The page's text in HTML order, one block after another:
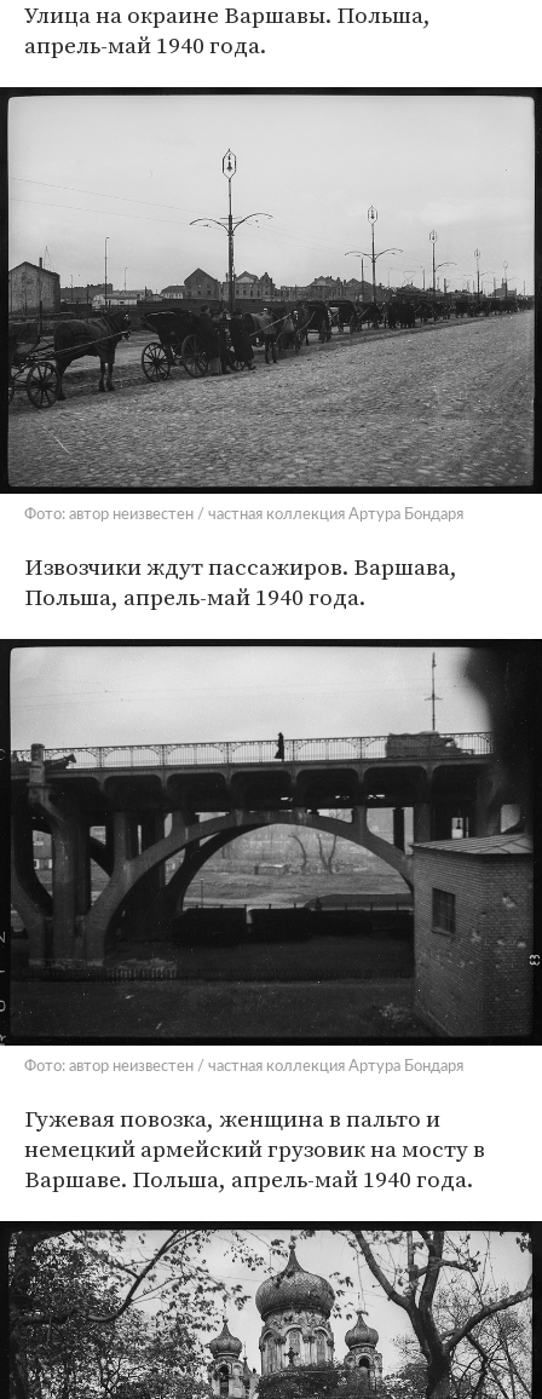
Улица на окраине Варшавы. Польша,
апрель-май 1940 года.
Фото: автор неизвестен / частная коллекция Артура Бондаря
Извозчики ждут пассажиров. Варшава,
Польша, апрель-май 1940 года.
Фото: автор неизвестен / частная коллекция Артура Бондаря
Гужевая повозка, женщина в пальто и
немецкий армейский грузовик на мосту в
Варшаве. Польша, апрель-май 1940 года.